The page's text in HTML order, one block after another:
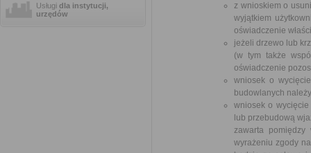
Usługi dla instytucji,
urzędów
z wnioskiem o
wyjątkiem
oświadczenie
jeżeli drzewo lub
(w tym także
oświadczenie
wniosek o
budowlanych
wniosek o
lub przebudową
zawarta pomiędzy
wyrażeniu zgody